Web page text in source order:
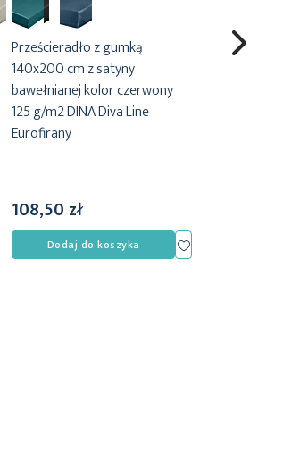
Prześcieradło z gumką
140x200 cm z satyny
bawełnianej kolor czerwony
125 g/m2 DINA Diva Line
Eurofirany
108,50 zł
Dodaj do koszyka
Dodaj
do